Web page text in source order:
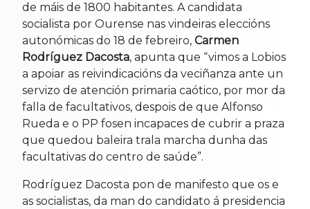
de máis de 1800 habitantes. A candidata
socialista por Ourense nas vindeiras eleccións
autonómicas do 18 de febreiro, Carmen
Rodríguez Dacosta, apunta que “vimos a Lobios
a apoiar as reivindicacións da veciñanza ante un
servizo de atención primaria caótico, por mor da
falla de facultativos, despois de que Alfonso
Rueda e o PP fosen incapaces de cubrir a praza
que quedou baleira trala marcha dunha das
facultativas do centro de saúde”.
Rodríguez Dacosta pon de manifesto que os e
as socialistas, da man do candidato á presidencia